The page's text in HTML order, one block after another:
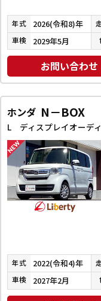
年式 2026(令和8)年
車検 2029年5月
お問い合わせ
ホンダ N－BOX
年式 2022(令和4)年
車検 2027年2月